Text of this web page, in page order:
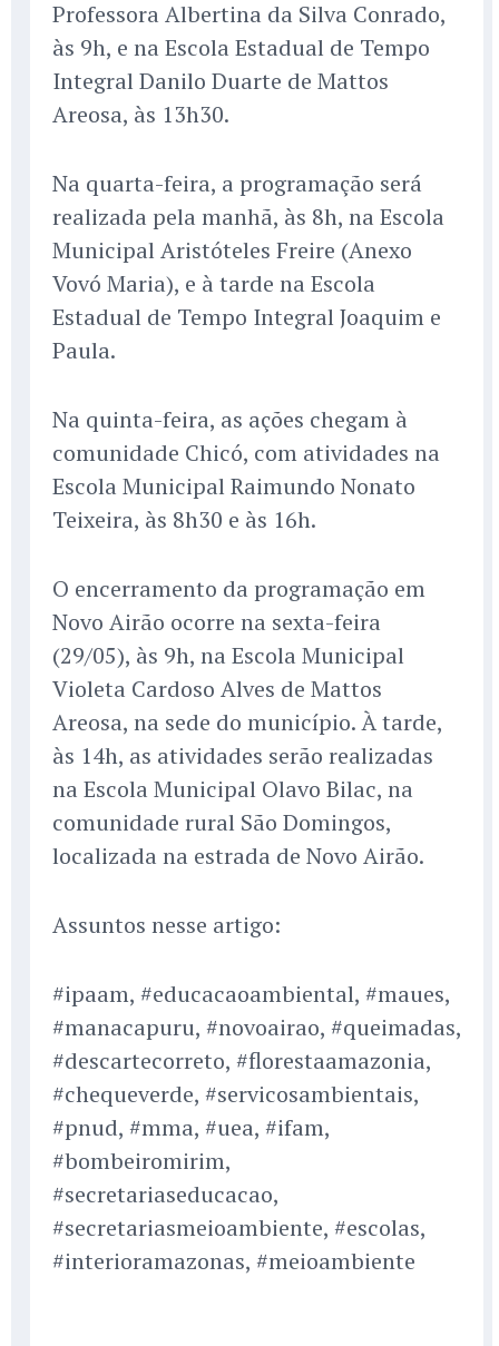
Professora Albertina da Silva Conrado,
às 9h, e na Escola Estadual de Tempo
Integral Danilo Duarte de Mattos
Areosa, às 13h30.
Na quarta-feira, a programação será
realizada pela manhã, às 8h, na Escola
Municipal Aristóteles Freire (Anexo
Vovó Maria), e à tarde na Escola
Estadual de Tempo Integral Joaquim e
Paula.
Na quinta-feira, as ações chegam à
comunidade Chicó, com atividades na
Escola Municipal Raimundo Nonato
Teixeira, às 8h30 e às 16h.
O encerramento da programação em
Novo Airão ocorre na sexta-feira
(29/05), às 9h, na Escola Municipal
Violeta Cardoso Alves de Mattos
Areosa, na sede do município. À tarde,
às 14h, as atividades serão realizadas
na Escola Municipal Olavo Bilac, na
comunidade rural São Domingos,
localizada na estrada de Novo Airão.
Assuntos nesse artigo:
#ipaam, #educacaoambiental, #maues,
#manacapuru, #novoairao, #queimadas,
#descartecorreto, #florestaamazonia,
#chequeverde, #servicosambientais,
#pnud, #mma, #uea, #ifam,
#bombeiromirim,
#secretariaseducacao,
#secretariasmeioambiente, #escolas,
#interioramazonas, #meioambiente